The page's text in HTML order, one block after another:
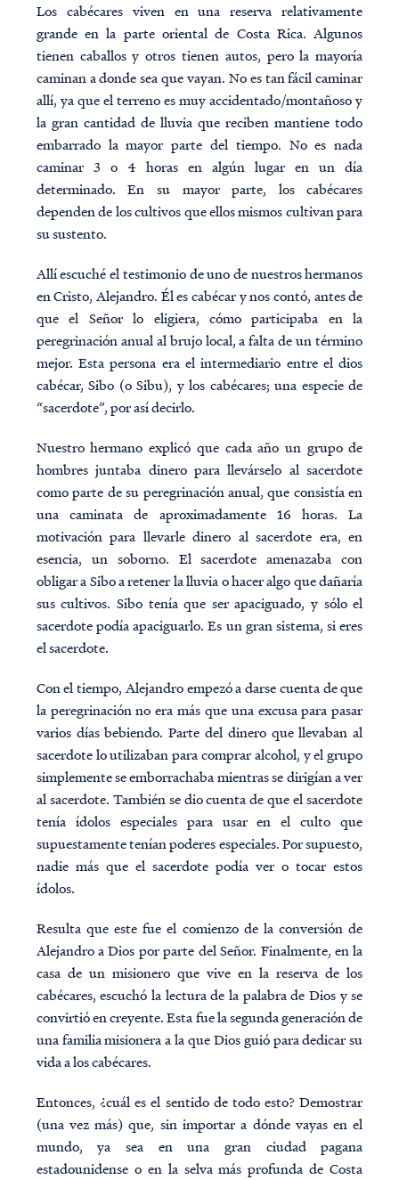
Los cabécares viven en una reserva relativamente
grande en la parte oriental de Costa Rica. Algunos
tienen caballos y otros tienen autos, pero la mayoría
caminan a donde sea que vayan. No es tan fácil caminar
allí, ya que el terreno es muy accidentado/montañoso y
la gran cantidad de lluvia que reciben mantiene todo
embarrado la mayor parte del tiempo. No es nada
caminar 3 o 4 horas en algún lugar en un día
determinado. En su mayor parte, los cabécares
dependen de los cultivos que ellos mismos cultivan para
su sustento.
Allí escuché el testimonio de uno de nuestros hermanos
en Cristo, Alejandro. Él es cabécar y nos contó, antes de
que el Señor lo eligiera, cómo participaba en la
peregrinación anual al brujo local, a falta de un término
mejor. Esta persona era el intermediario entre el dios
cabécar, Sibo (o Sibu), y los cabécares; una especie de
“sacerdote”, por así decirlo.
Nuestro hermano explicó que cada año un grupo de
hombres juntaba dinero para llevárselo al sacerdote
como parte de su peregrinación anual, que consistía en
una caminata de aproximadamente 16 horas. La
motivación para llevarle dinero al sacerdote era, en
esencia, un soborno. El sacerdote amenazaba con
obligar a Sibo a retener la lluvia o hacer algo que dañaría
sus cultivos. Sibo tenía que ser apaciguado, y sólo el
sacerdote podía apaciguarlo. Es un gran sistema, si eres
el sacerdote.
Con el tiempo, Alejandro empezó a darse cuenta de que
la peregrinación no era más que una excusa para pasar
varios días bebiendo. Parte del dinero que llevaban al
sacerdote lo utilizaban para comprar alcohol, y el grupo
simplemente se emborrachaba mientras se dirigían a ver
al sacerdote. También se dio cuenta de que el sacerdote
tenía ídolos especiales para usar en el culto que
supuestamente tenían poderes especiales. Por supuesto,
nadie más que el sacerdote podía ver o tocar estos
ídolos.
Resulta que este fue el comienzo de la conversión de
Alejandro a Dios por parte del Señor. Finalmente, en la
casa de un misionero que vive en la reserva de los
cabécares, escuchó la lectura de la palabra de Dios y se
convirtió en creyente. Esta fue la segunda generación de
una familia misionera a la que Dios guió para dedicar su
vida a los cabécares.
Entonces, ¿cuál es el sentido de todo esto? Demostrar
(una vez más) que, sin importar a dónde vayas en el
mundo, ya sea en una gran ciudad pagana
estadounidense o en la selva más profunda de Costa